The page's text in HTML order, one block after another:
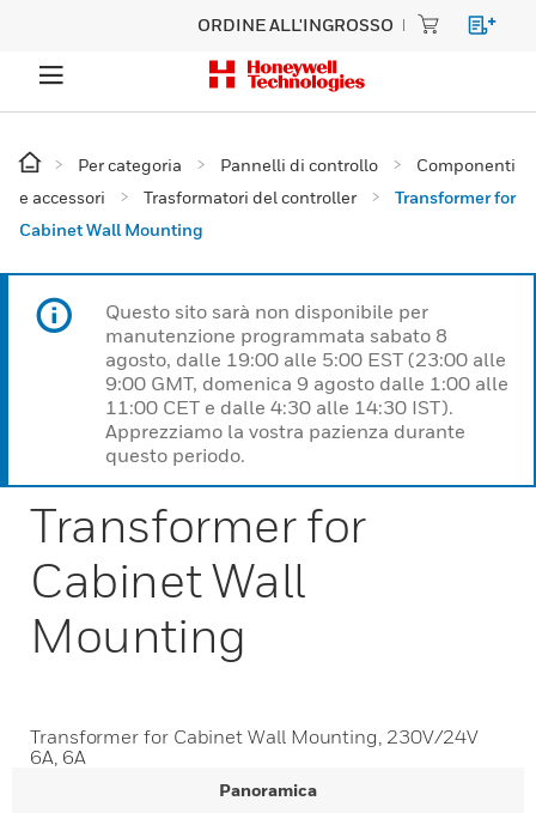
ORDINE ALL'INGROSSO
Per categoria Pannelli di controllo
Componenti
e accessori
Trasformatori del controller
Transformer for
Cabinet Wall Mounting
Questo sito sarà non disponibile per
manutenzione programmata sabato 8
agosto, dalle 19:00 alle 5:00 EST (23:00 alle
9:00 GMT, domenica 9 agosto dalle 1:00 alle
11:00 CET e dalle 4:30 alle 14:30 IST).
Apprezziamo la vostra pazienza durante
questo periodo.
Transformer for
Cabinet Wall
Mounting
Transformer for Cabinet Wall Mounting, 230V/24V
6A, 6A
Panoramica